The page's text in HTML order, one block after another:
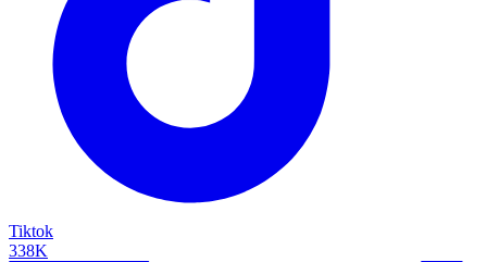
Tiktok
338K